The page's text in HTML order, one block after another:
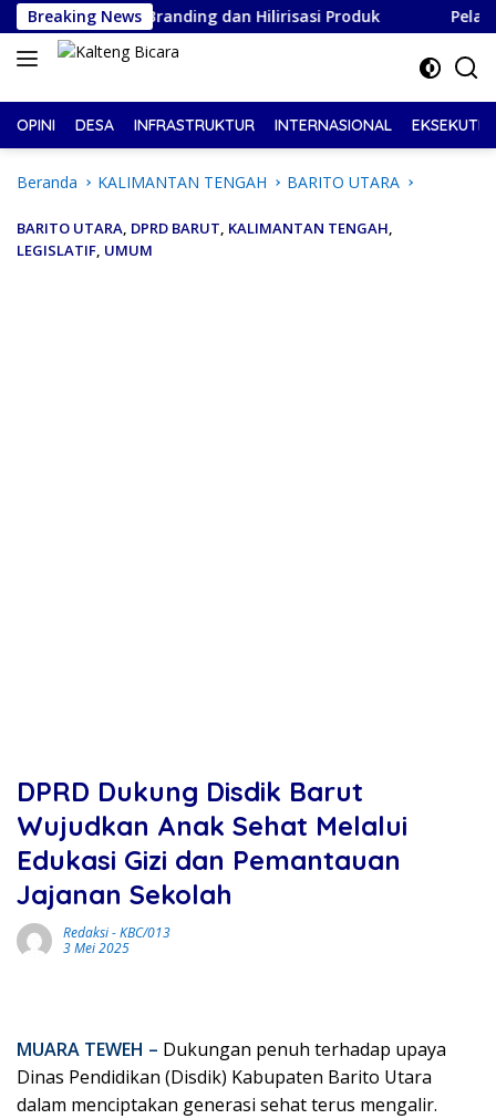
Langsung
ke
konten
Breaking News
Branding dan Hilirisasi Produk Pelantikan
OPINI DESA INFRASTRUKTUR INTERNASIONAL EKSEKUTIF
Beranda KALIMANTAN TENGAH BARITO UTARA
BARITO UTARA, DPRD BARUT, KALIMANTAN TENGAH,
LEGISLATIF, UMUM
DPRD Dukung Disdik Barut
Wujudkan Anak Sehat Melalui
Edukasi Gizi dan Pemantauan
Jajanan Sekolah
Redaksi-KBC/013
3 Mei 2025
MUARA TEWEH – Dukungan penuh terhadap upaya
Dinas Pendidikan (Disdik) Kabupaten Barito Utara
dalam menciptakan generasi sehat terus mengalir.